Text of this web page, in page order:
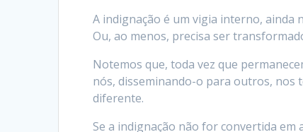
A indignação é um vigia interno, ainda
Ou, ao menos, precisa ser
Notemos que, toda vez que
nós, disseminando-o para outros, nos
diferente.
Se a indignação não for convertida